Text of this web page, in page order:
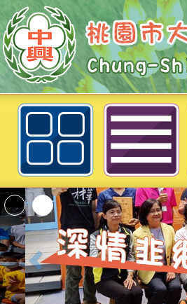
函轉教育部國民及
育教材融入校園課
區中興國民小學
「2026桃